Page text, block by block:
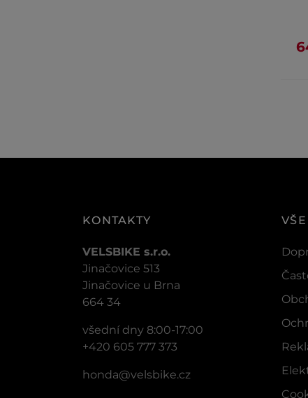
KONTAKTY
VELSBIKE s.r.o.
Jinačovice 513
Jinačovice u Brna
664 34
všední dny 8:00-17:00
+420 605 777 373
honda@velsbike.cz